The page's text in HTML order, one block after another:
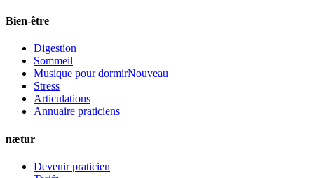
Bien-être
Digestion
Sommeil
Musique pour dormirNouveau
Stress
Articulations
Annuaire praticiens
nætur
Devenir praticien